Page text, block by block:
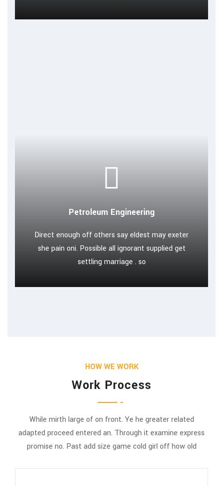
Petroleum Engineering
Direct enough off others say eldest may exeter
she pain oni. Possible all ignorant supplied get
settling marriage . so
HOW WE WORK
Work Process
While mirth large of on front. Ye he greater related
adapted proceed entered an. Through it examine express
promise no. Past add size game cold girl off how old